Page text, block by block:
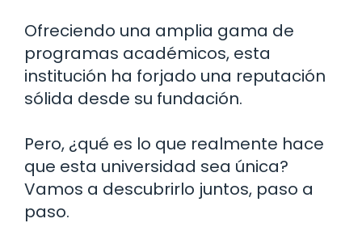
Ofreciendo una amplia gama de
programas académicos, esta
institución ha forjado una reputación
sólida desde su fundación.
Pero, ¿qué es lo que realmente hace
que esta universidad sea única?
Vamos a descubrirlo juntos, paso a
paso.